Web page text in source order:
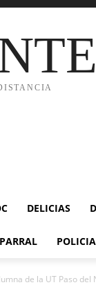
DELICIAS
PARRAL
de la UT Paso